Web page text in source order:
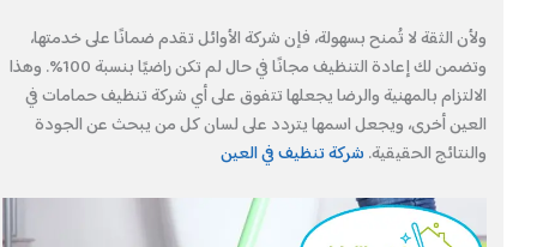
ولأن الثقة لا تُمنح بسهولة، فإن شركة الأوائل تقدم ضمانًا على خدمتها،
وتضمن لك إعادة التنظيف مجانًا في حال لم تكن راضيًا بنسبة 100%. وهذا
الالتزام بالمهنية والرضا يجعلها تتفوق على أي شركة تنظيف حمامات في
العين أخرى، ويجعل اسمها يتردد على لسان كل من يبحث عن الجودة
والنتائج الحقيقية.شركة تنظيف في العين